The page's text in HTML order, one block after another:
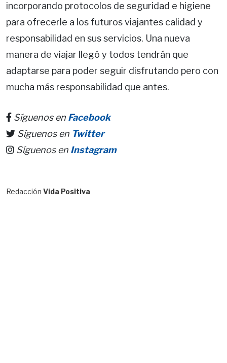
incorporando protocolos de seguridad e higiene
para ofrecerle a los futuros viajantes calidad y
responsabilidad en sus servicios. Una nueva
manera de viajar llegó y todos tendrán que
adaptarse para poder seguir disfrutando pero con
mucha más responsabilidad que antes.
Síguenos en Facebook
Síguenos en Twitter
Síguenos en Instagram
Redacción Vida Positiva